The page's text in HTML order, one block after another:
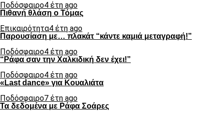
Ποδόσφαιρο4 έτη ago
Πιθανή θλάση ο Τόμας
Επικαιρότητα4 έτη ago
Παρουσίαση με… πλακάτ “κάντε καμιά μεταγραφή!”
Ποδόσφαιρο4 έτη ago
“Ράφα σαν την Χαλκιδική δεν έχει!”
Ποδόσφαιρο4 έτη ago
«Last dance» για Κουαλιάτα
Ποδόσφαιρο7 έτη ago
Τα δεδομένα με Ράφα Σοάρες